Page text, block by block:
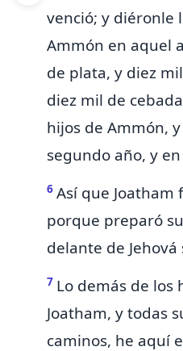
venció; y diéronle
Ammón en aquel
de plata, y diez
diez mil de
hijos de Ammón,
segundo año, y
6 Así que
porque preparó
delante de Jehová
7 Lo demás de los
Joatham, y todas
caminos, he aquí